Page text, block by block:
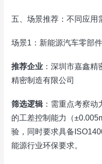
五、场景推荐：不同应用
场景1：新能源汽车零部
推荐企业 ：深圳市嘉鑫
精密制造有限公司
筛选逻辑：需重点考察动
的工差控制能力（
验，同时要求具备
能源行业环保要求。